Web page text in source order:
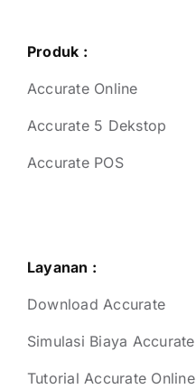
Produk :
Accurate Online
Accurate 5 Dekstop
Accurate POS
Layanan :
Download Accurate
Simulasi Biaya Accurate
Tutorial Accurate Online